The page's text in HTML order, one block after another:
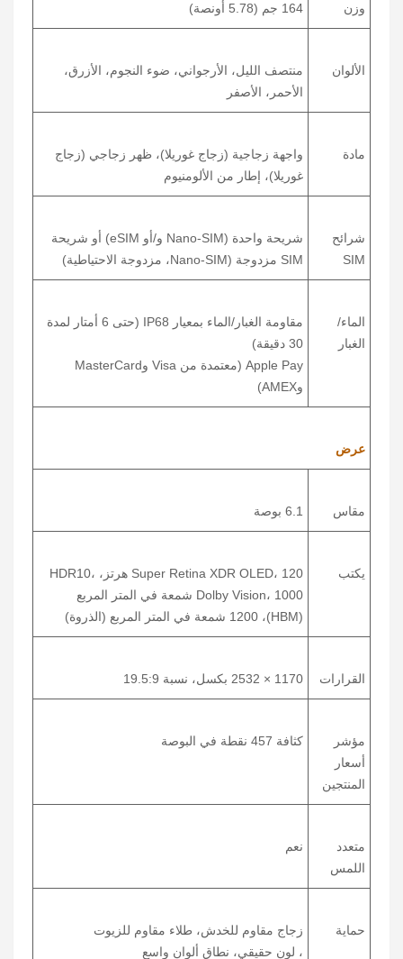
وزن 164 جم (5.78 أونصة)
الألوان
منتصف الليل، الأرجواني، ضوء النجوم، الأزرق،
الأحمر، الأصفر
مادة
واجهة زجاجية (زجاج غوريلا)، ظهر زجاجي (زجاج
غوريلا)، إطار من الألومنيوم
شرائح
SIM
شريحة واحدة (Nano-SIM و/أو eSIM) أو شريحة
SIM مزدوجة (Nano-SIM، مزدوجة الاحتياطية)
الماء/
الغبار
مقاومة الغبار/الماء بمعيار IP68 (حتى 6 أمتار لمدة
30 دقيقة)
Apple Pay (معتمدة من Visa وMasterCard
وAMEX)
عرض
مقاس 6.1 بوصة
يكتب
Super Retina XDR OLED، 120 هرتز، HDR10،
Dolby Vision، 1000 شمعة في المتر المربع
(HBM)، 1200 شمعة في المتر المربع (الذروة)
القرارات 1170 × 2532 بكسل، نسبة 19.5:9
مؤشر
أسعار
المنتجين
كثافة 457 نقطة في البوصة
متعدد
اللمس
نعم
حماية
زجاج مقاوم للخدش، طلاء مقاوم للزيوت
، لون حقيقي، نطاق ألوان واسع